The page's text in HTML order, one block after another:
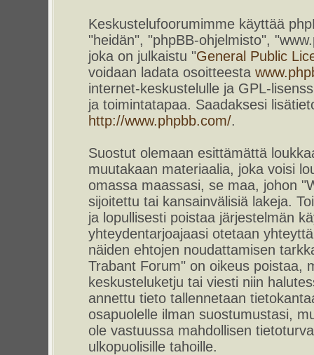
Keskustelufoorumimme käyttää
"heidän", "phpBB-ohjelmisto",
joka on julkaistu "General Public
voidaan ladata osoitteesta
internet-keskustelulle ja GPL-
ja toimintatapaa. Saadaksesi
http://www.phpbb.com/.
Suostut olemaan esittämättä
muutakaan materiaalia, joka voisi
omassa maassasi, se maa, johon
sijoitettu tai kansainvälisiä lakeja.
ja lopullisesti poistaa järjestelmän
yhteydentarjoajaasi otetaan
näiden ehtojen noudattamisen
Trabant Forum" on oikeus poistaa,
keskusteluketju tai viesti niin
annettu tieto tallennetaan
osapuolelle ilman suostumustasi,
ole vastuussa mahdollisen
ulkopuolisille tahoille.